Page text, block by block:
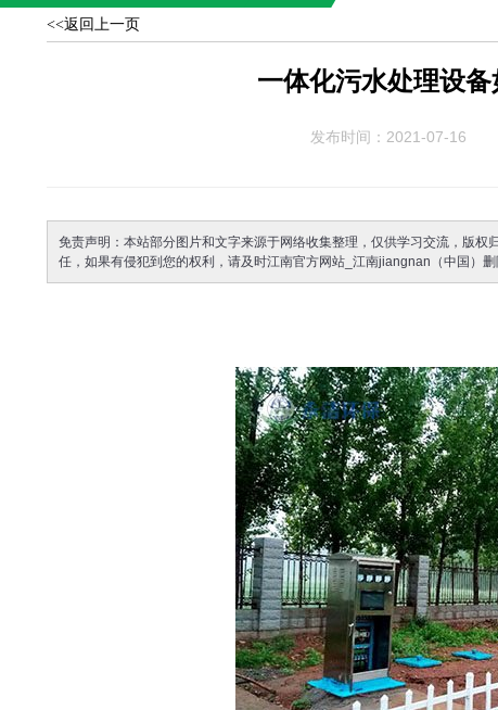
<<返回上一页
一体化污水处理设
发布时间：2021-07-16
免责声明：本站部分图片和文字来源于网络收集整理，仅供学习交流，版
任，如果有侵犯到您的权利，请及时江南官方网站_江南jiangnan（中国）删